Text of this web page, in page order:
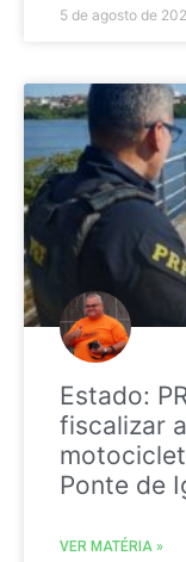
5 de agosto de
Estado:
fiscalizar
Ponte de
VER MATÉRIA »